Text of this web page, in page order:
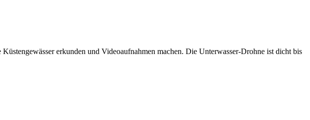
erkunden und Videoaufnahmen machen. Die Unterwasser-Drohne ist dicht bis